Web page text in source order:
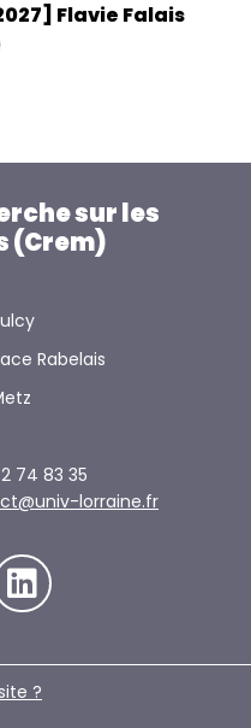
Flavie Falais
sur les
(Crem)
Rabelais
74 83 35
lorraine.fr
?️